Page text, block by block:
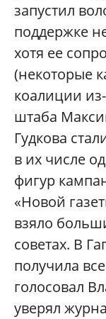
запустил
поддержке
хотя ее
(некоторые
коалиции
штаба
Гудкова
в их числе
фигур
«Новой
взяло
советах. В
получила
голосовал
уверял